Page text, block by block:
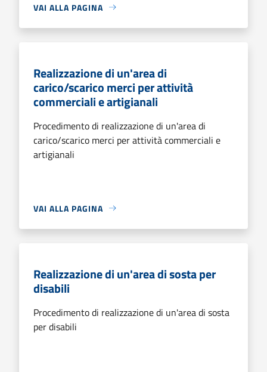
VAI ALLA PAGINA
Realizzazione di un'area di
carico/scarico merci per attività
commerciali e artigianali
Procedimento di realizzazione di un'area di
carico/scarico merci per attività commerciali e
artigianali
VAI ALLA PAGINA
Realizzazione di un'area di sosta per
disabili
Procedimento di realizzazione di un'area di sosta
per disabili